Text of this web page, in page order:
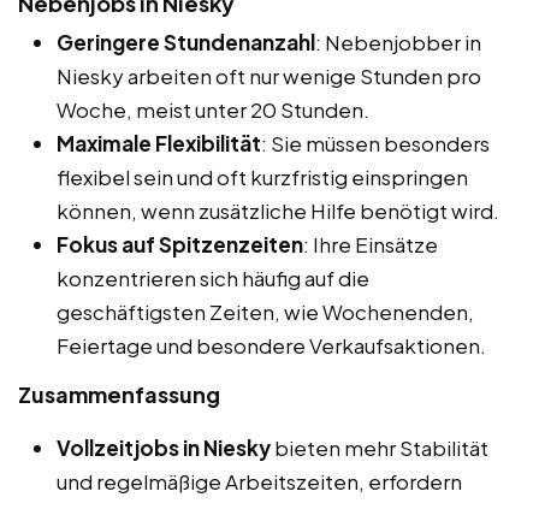
Geringere Stundenanzahl: Nebenjobber in
Niesky arbeiten oft nur wenige Stunden pro
Woche, meist unter 20 Stunden.
Maximale Flexibilität: Sie müssen besonders
flexibel sein und oft kurzfristig einspringen
können, wenn zusätzliche Hilfe benötigt wird.
Fokus auf Spitzenzeiten: Ihre Einsätze
konzentrieren sich häufig auf die
geschäftigsten Zeiten, wie Wochenenden,
Feiertage und besondere Verkaufsaktionen.
Zusammenfassung
Vollzeitjobs in Nieskybieten mehr Stabilität
und regelmäßige Arbeitszeiten, erfordern